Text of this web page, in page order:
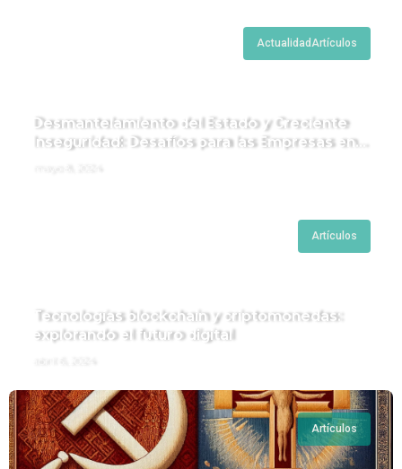
Actualidad Artículos
Desmantelamiento del Estado y Creciente
Inseguridad: Desafíos para las Empresas en
Artículos
Tecnologías blockchain y criptomonedas:
explorando el futuro digital
Artículos